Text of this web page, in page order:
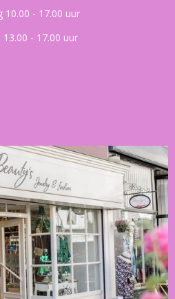
10.00 - 17.00 uur
- 17.00 uur